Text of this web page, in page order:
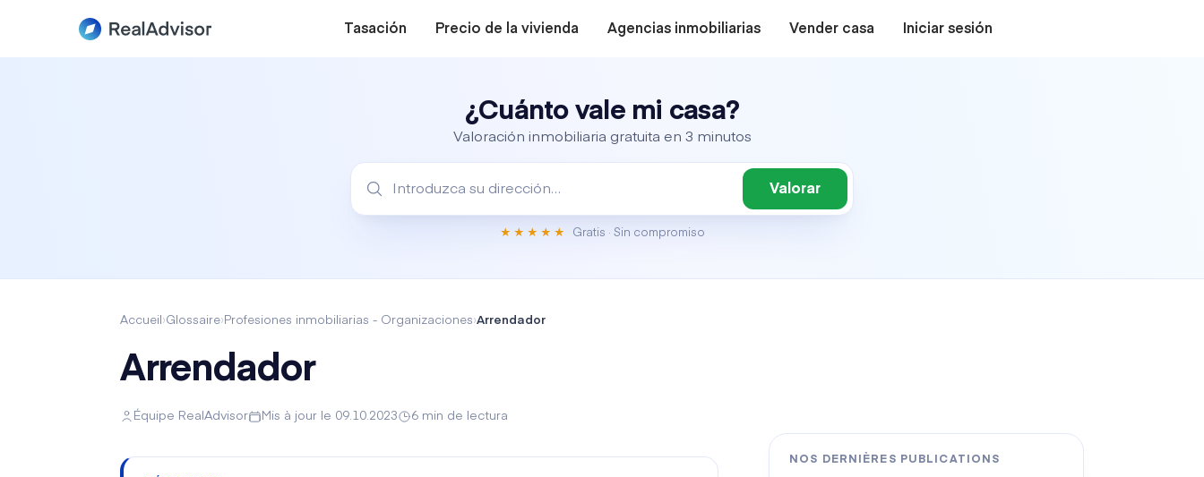
Tasación Precio de la vivienda Agencias inmobiliarias Vender casa Iniciar sesión
¿Cuánto vale mi casa?
Valoración inmobiliaria gratuita en 3 minutos
Valorar
★★★★★ Gratis · Sin compromiso
Accueil ›Glossaire› Profesiones inmobiliarias - Organizaciones›Arrendador
Arrendador
Équipe RealAdvisor Mis à jour le 09.10.2023 6 min de lectura
NOS DERNIÈRES PUBLICATIONS